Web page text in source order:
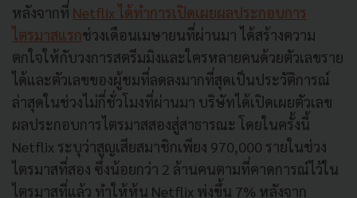
หลังจากที่ Netflix ได้ทำการเปิดเผยผลประกอบการ
ไตรมาสแรกช่วงเดือนเมษายนที่ผ่านมา ได้สร้างความ
ตกใจให้กับวงการสตรีมมิงและใครหลายคนด้วยตัวเลขราย
ได้และตัวเลขของผู้ชมที่ลดลงมากที่สุดเป็นประวัติการณ์
ล่าสุดในช่วงไม่กี่ชั่วโมงที่ผ่านมา บริษัทได้เปิดเผยตัวเลข
ผลประกอบการไตรมาสสองสู่สาธารณะ โดยในครั้งนี้
Netflix ระบุว่าสูญเสียสมาชิกเพียง 970,000 รายในช่วง
ไตรมาสที่สอง ซึ่งน้อยกว่า 2 ล้านคนตามที่คาดการณ์ไว้ใน
ไตรมาสที่แล้ว ทำให้หุ้น Netflix พุ่งขึ้น 7% หลังจาก